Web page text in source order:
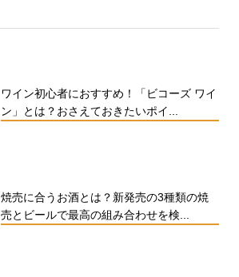
ワイン初心者におすすめ！「ビコーズ ワイ
ン」とは？おさえておきたいポイ...
焼売に合うお酒とは？新発売の3種類の焼
売とビールで最高の組み合わせを検...